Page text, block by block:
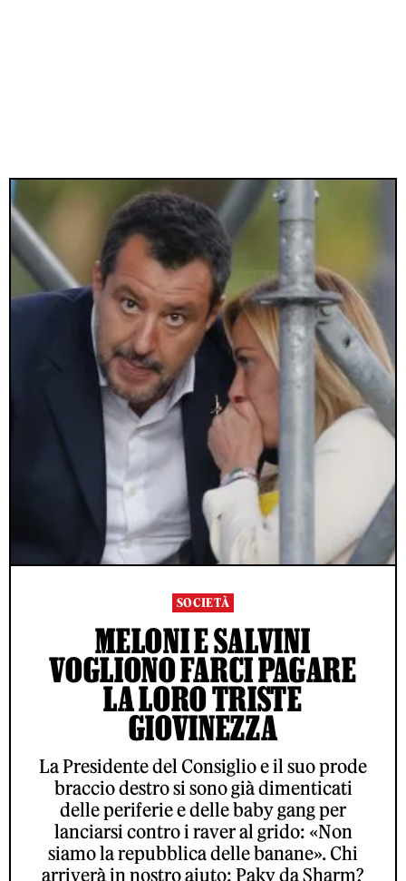
SOCIETÀ
MELONI E SALVINI
VOGLIONO FARCI PAGARE
LA LORO TRISTE
GIOVINEZZA
La Presidente del Consiglio e il suo prode
braccio destro si sono già dimenticati
delle periferie e delle baby gang per
lanciarsi contro i raver al grido: «Non
siamo la repubblica delle banane». Chi
arriverà in nostro aiuto: Paky da Sharm?